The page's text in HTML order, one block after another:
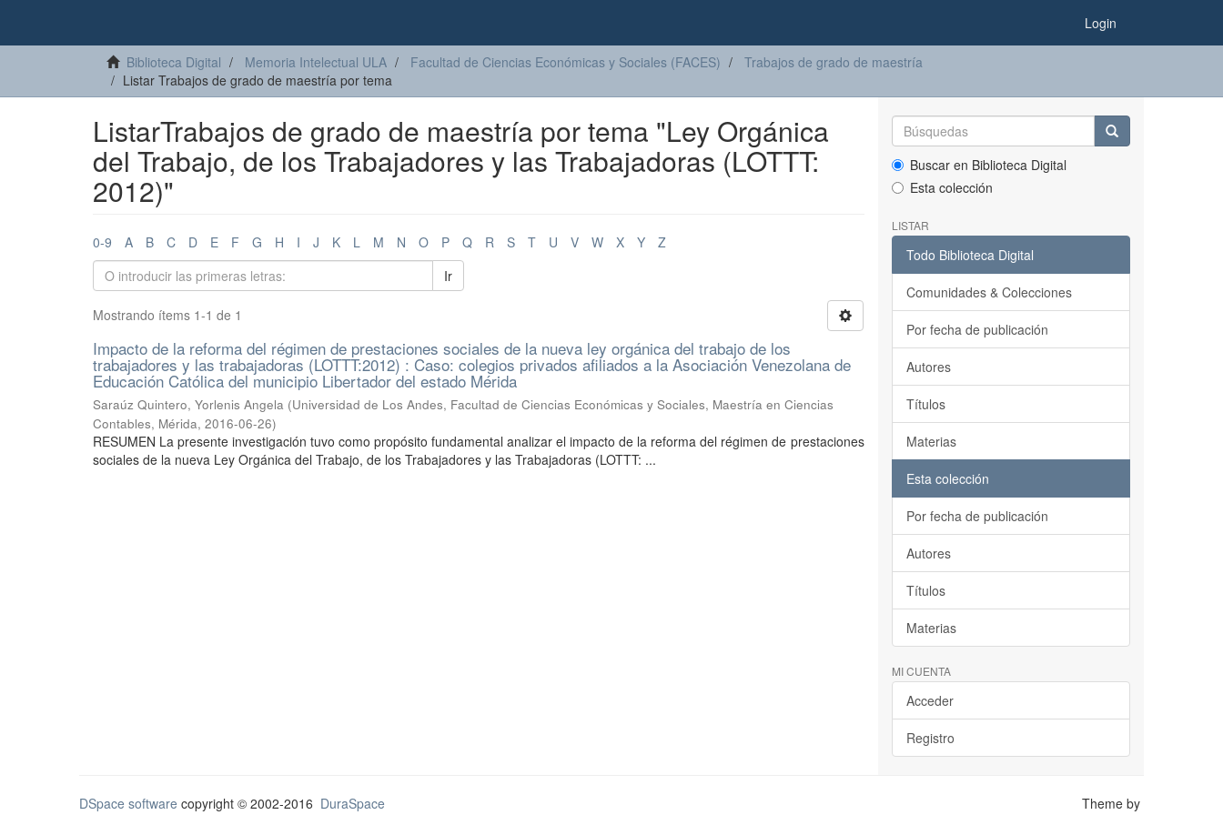
Login
Biblioteca Digital Memoria Intelectual ULA Facultad de Ciencias Económicas y Sociales (FACES)
Trabajos de grado de maestría
Listar Trabajos de grado de maestría por tema
ListarTrabajos de grado de maestría por tema "Ley Orgánica
del Trabajo, de los Trabajadores y las Trabajadoras (LOTTT:
2012)"
0-9 A B C D E F G H I J K L M N O P Q R S T U V W X Y
Z
Ir
Mostrando ítems 1-1 de 1
Impacto de la reforma del régimen de prestaciones sociales de la nueva ley orgánica del trabajo de los
trabajadores y las trabajadoras (LOTTT:2012) : Caso: colegios privados afiliados a la Asociación Venezolana de
Educación Católica del municipio Libertador del estado Mérida
Saraúz Quintero, Yorlenis Angela (Universidad de Los Andes, Facultad de Ciencias Económicas y Sociales, Maestría en Ciencias
Contables, Mérida, 2016-06-26)
RESUMEN La presente investigación tuvo como propósito fundamental analizar el impacto de la reforma del régimen de prestaciones
sociales de la nueva Ley Orgánica del Trabajo, de los Trabajadores y las Trabajadoras (LOTTT: ...
Buscar en Biblioteca Digital
Esta colección
LISTAR
Todo Biblioteca Digital
Comunidades & Colecciones
Por fecha de publicación
Autores
Títulos
Materias
Esta colección
Por fecha de publicación
Autores
Títulos
Materias
MI CUENTA
Acceder
Registro
DSpace software copyright © 2002-2016 DuraSpace
Theme by